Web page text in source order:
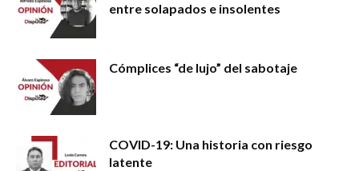
entre solapados e insolentes
Cómplices “de lujo” del sabotaje
COVID-19: Una historia con riesgo
latente